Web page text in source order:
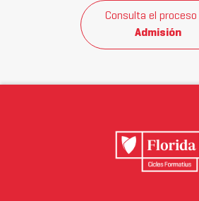
Consulta el proceso
Admisión